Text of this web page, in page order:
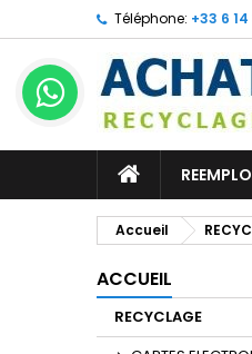
Téléphone: +33 6
ACCUEIL
Accueil
ACCUEIL
RECYCLAGE